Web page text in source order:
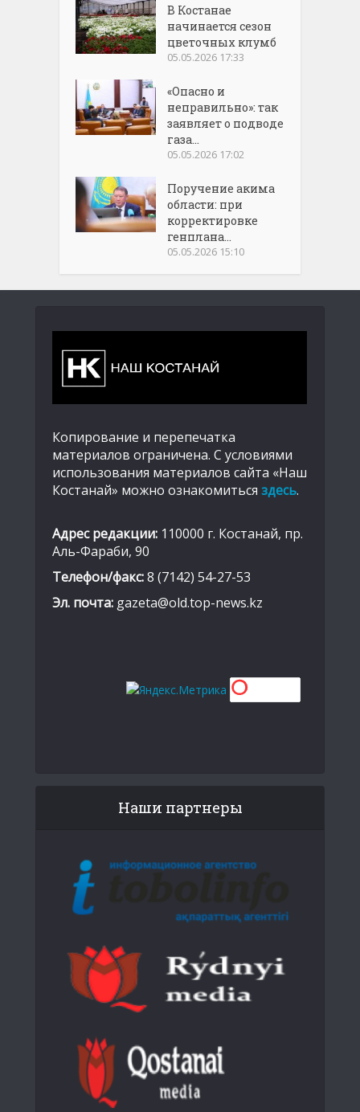
В Костанае
начинается сезон
цветочных клумб
05.05.2026 17:33
«Опасно и
неправильно»: так
заявляет о подводе
газа...
05.05.2026 17:02
Поручение акима
области: при
корректировке
генплана...
05.05.2026 15:10
Копирование и перепечатка
материалов ограничена. С условиями
использования материалов сайта «Наш
Костанай» можно ознакомиться здесь.
Адрес редакции: 110000 г. Костанай, пр.
Аль-Фараби, 90
Телефон/факс:8 (7142) 54-27-53
Эл. почта: gazeta@old.top-news.kz
Наши партнеры